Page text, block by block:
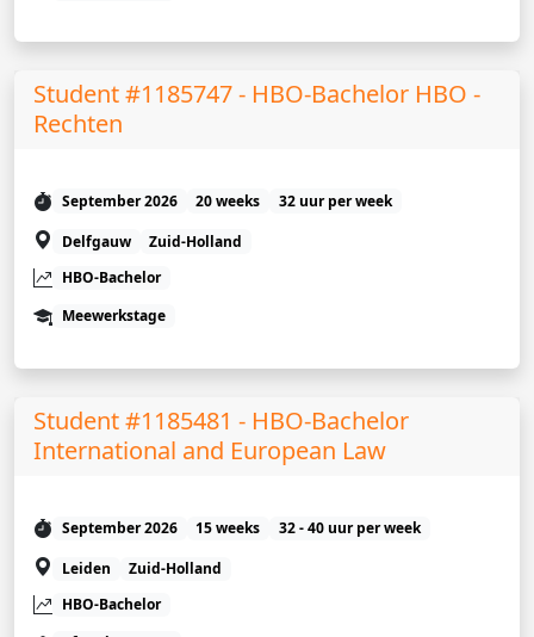
Student #1185747 - HBO-Bachelor HBO -
Rechten
September 2026 20 weeks
32 uur per week
Delfgauw
Zuid-Holland
HBO-Bachelor
Meewerkstage
Student #1185481 - HBO-Bachelor
International and European Law
September 2026 15 weeks
32 - 40 uur per week
Leiden
Zuid-Holland
HBO-Bachelor